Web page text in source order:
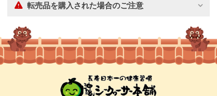
転売品を購入された場合のご注意